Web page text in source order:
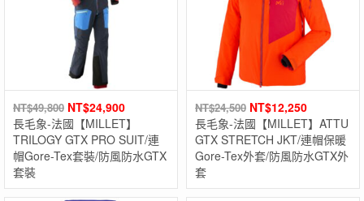
NT$49,800 NT$24,900
長毛象-法國【MILLET】
TRILOGY GTX PRO SUIT/連
帽Gore-Tex套裝/防風防水GTX
套裝
NT$24,500 NT$12,250
長毛象-法國【MILLET】ATTU
GTX STRETCH JKT/連帽保暖
Gore-Tex外套/防風防水GTX外
套